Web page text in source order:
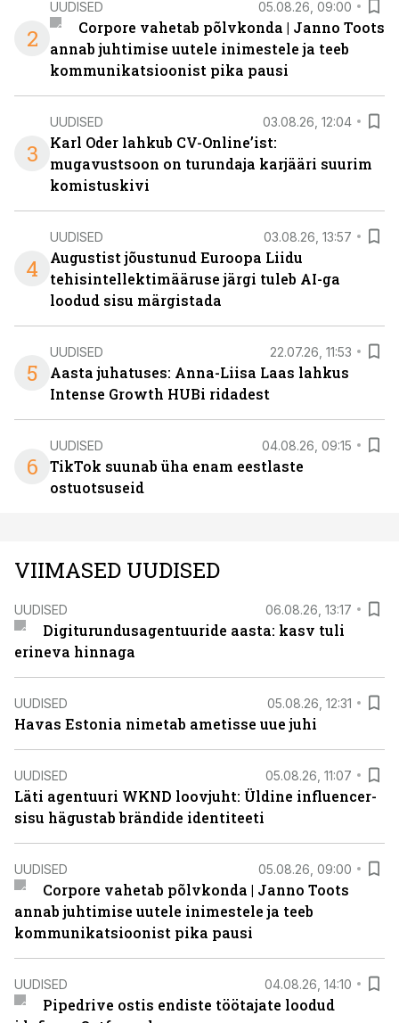
2
UUDISED 05.08.26, 09:00
Corpore vahetab põlvkonda | Janno Toots
annab juhtimise uutele inimestele ja teeb
kommunikatsioonist pika pausi
3
UUDISED 03.08.26, 12:04
Karl Oder lahkub CV-Online’ist:
mugavustsoon on turundaja karjääri suurim
komistuskivi
4
UUDISED 03.08.26, 13:57
Augustist jõustunud Euroopa Liidu
tehisintellektimääruse järgi tuleb AI-ga
loodud sisu märgistada
5
UUDISED 22.07.26, 11:53
Aasta juhatuses: Anna-Liisa Laas lahkus
Intense Growth HUBi ridadest
6
UUDISED 04.08.26, 09:15
TikTok suunab üha enam eestlaste
ostuotsuseid
VIIMASED UUDISED
UUDISED 06.08.26, 13:17
Digiturundusagentuuride aasta: kasv tuli
erineva hinnaga
UUDISED 05.08.26, 12:31
Havas Estonia nimetab ametisse uue juhi
UUDISED 05.08.26, 11:07
Läti agentuuri WKND loovjuht: Üldine influencer-
sisu hägustab brändide identiteeti
UUDISED 05.08.26, 09:00
Corpore vahetab põlvkonda | Janno Toots
annab juhtimise uutele inimestele ja teeb
kommunikatsioonist pika pausi
UUDISED 04.08.26, 14:10
Pipedrive ostis endiste töötajate loodud